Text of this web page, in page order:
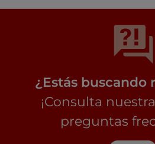
¿Estás buscando
¡Consulta
preguntas